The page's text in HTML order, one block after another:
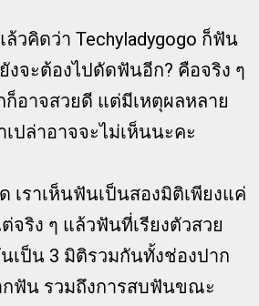
วคิดว่า Techyladygogo ก็ฟัน
งจะต้องไปดัดฟันอีก? คือจริง ๆ
อาจสวยดี แต่มีเหตุผลหลาย
เปล่าอาจจะไม่เห็นนะคะ
เราเห็นฟันเป็นสองมิติเพียงแค่
จริง ๆ แล้วฟันที่เรียงตัวสวย
เป็น 3 มิติรวมกันทั้งช่องปาก
กฟัน รวมถึงการสบฟันขณะ